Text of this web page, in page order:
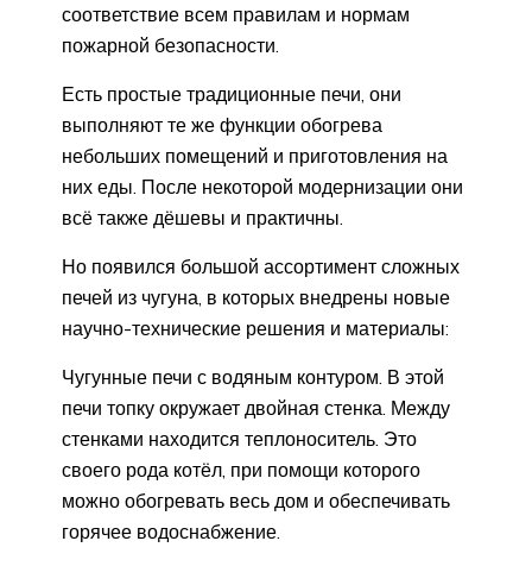
соответствие всем правилам и нормам
пожарной безопасности.
Есть простые традиционные печи, они
выполняют те же функции обогрева
небольших помещений и приготовления на
них еды. После некоторой модернизации они
всё также дёшевы и практичны.
Но появился большой ассортимент сложных
печей из чугуна, в которых внедрены новые
научно-технические решения и материалы:
Чугунные печи с водяным контуром. В этой
печи топку окружает двойная стенка. Между
стенками находится теплоноситель. Это
своего рода котёл, при помощи которого
можно обогревать весь дом и обеспечивать
горячее водоснабжение.